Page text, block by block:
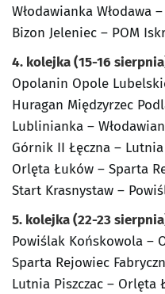
Włodawianka Włodawa
Bizon Jeleniec – POM
4. kolejka (15-16
Opolanin Opole
Huragan Międzyrzec
Lublinianka –
Górnik II Łęczna – Lutnia
Orlęta Łuków – Sparta
Start Krasnystaw –
5. kolejka (22-23
Powiślak Końskowola –
Sparta Rejowiec
Lutnia Piszczac – Orlęta